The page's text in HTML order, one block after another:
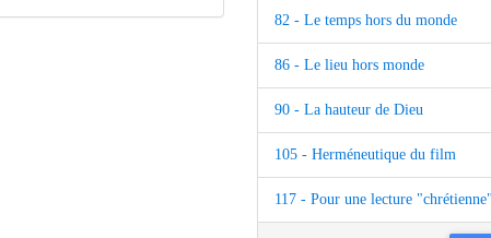
82 - Le temps hors du monde
86 - Le lieu hors monde
90 - La hauteur de Dieu
105 - Herméneutique du film
117 - Pour une lecture